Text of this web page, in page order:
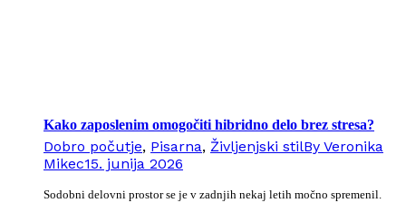
Kako zaposlenim omogočiti hibridno delo brez stresa?
Dobro počutje, Pisarna, Življenjski stilBy Veronika
Mikec15. junija 2026
Sodobni delovni prostor se je v zadnjih nekaj letih močno spremenil.